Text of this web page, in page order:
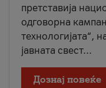
претставија
одговорна
технологијата“,
јавната свест...
Дознај повеќе